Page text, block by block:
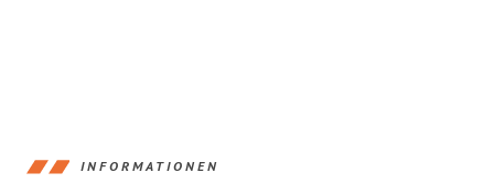
INFORMATIONEN